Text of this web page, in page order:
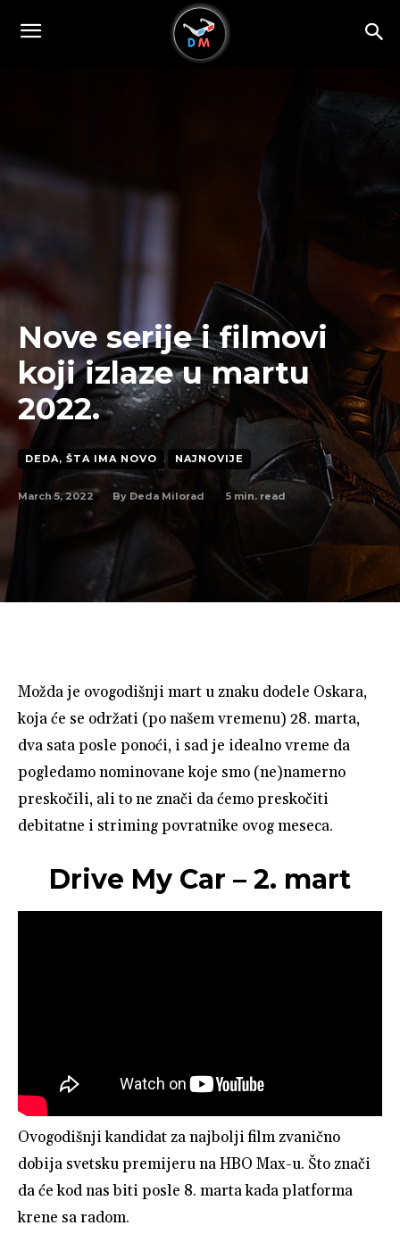
Nove serije i filmovi
koji izlaze u martu
2022.
DEDA, ŠTA IMA NOVO NAJNOVIJE
March 5, 2022 By Deda Milorad 5 min. read
Možda je ovogodišnji mart u znaku dodele Oskara,
koja će se održati (po našem vremenu) 28. marta,
dva sata posle ponoći, i sad je idealno vreme da
pogledamo nominovane koje smo (ne)namerno
preskočili, ali to ne znači da ćemo preskočiti
debitatne i striming povratnike ovog meseca.
Drive My Car – 2. mart
Ovogodišnji kandidat za najbolji film zvanično
dobija svetsku premijeru na HBO Max-u. Što znači
da će kod nas biti posle 8. marta kada platforma
krene sa radom.